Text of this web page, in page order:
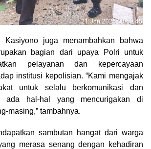
juga menambahkan bahwa
bagian dari upaya Polri untuk
pelayanan dan kepercayaan
institusi kepolisian. “Kami mengajak
untuk selalu berkomunikasi dan
ada hal-hal yang mencurigakan di
masing,” tambahnya.
sambutan hangat dari warga
merasa senang dengan kehadiran